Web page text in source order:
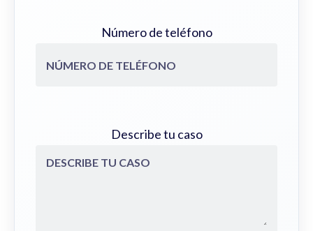
Número de teléfono
Describe tu caso